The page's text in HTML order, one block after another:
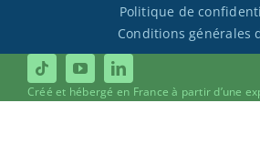
Politique de
Conditions générales
Créé et hébergé en France à partir d’une